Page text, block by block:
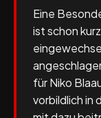
Eine
ist schon
für Niko
vorbildlich in